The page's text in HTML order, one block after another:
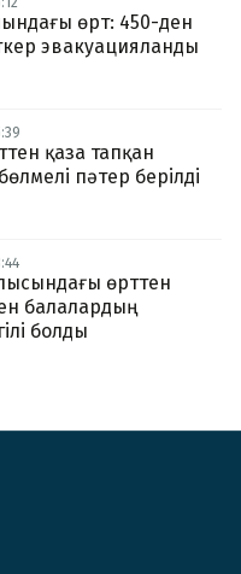
өрт: 450-ден
эвакуацияланды
қаза тапқан
пәтер берілді
өрттен
балалардың
болды